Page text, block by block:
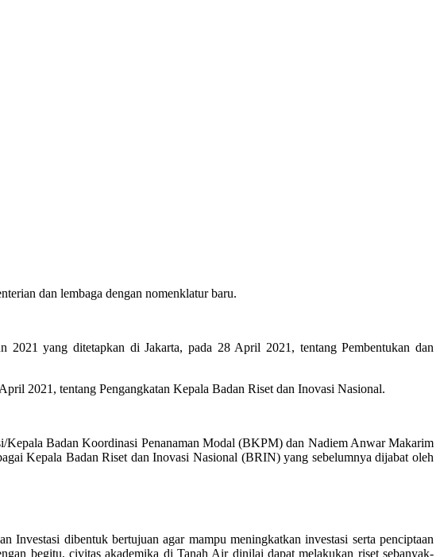
dan lembaga dengan nomenklatur baru.
2021 yang ditetapkan di Jakarta, pada 28 April 2021, tentang Pembentukan dan
2021, tentang Pengangkatan Kepala Badan Riset dan Inovasi Nasional.
Kepala Badan Koordinasi Penanaman Modal (BKPM) dan Nadiem Anwar Makarim
Kepala Badan Riset dan Inovasi Nasional (BRIN) yang sebelumnya dijabat oleh
dibentuk bertujuan agar mampu meningkatkan investasi serta penciptaan
begitu, civitas akademika di Tanah Air dinilai dapat melakukan riset sebanyak-